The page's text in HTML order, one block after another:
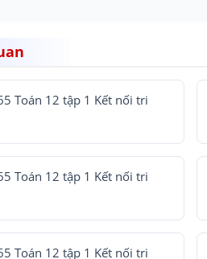
Toán 12 tập 1 Kết nối tri
Toán 12 tập 1 Kết nối tri
Toán 12 tập 1 Kết nối tri